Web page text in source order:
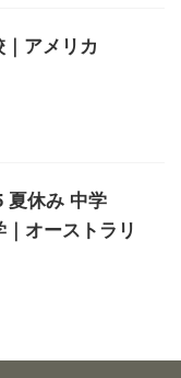
｜アメリカ
夏休み 中学
オーストラリ